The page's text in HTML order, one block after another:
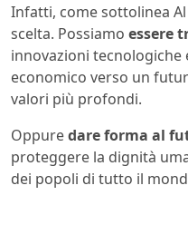
Infatti, come sottolinea
scelta. Possiamo essere
innovazioni tecnologiche
economico verso un
valori più profondi.
Oppuredare forma al
proteggere la dignità
dei popoli di tutto il